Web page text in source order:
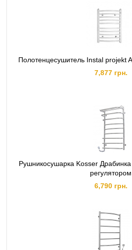
Полотенцесушитель Instal projekt
7,877 грн.
Рушникосушарка Kosser
регулятором
6,790 грн.